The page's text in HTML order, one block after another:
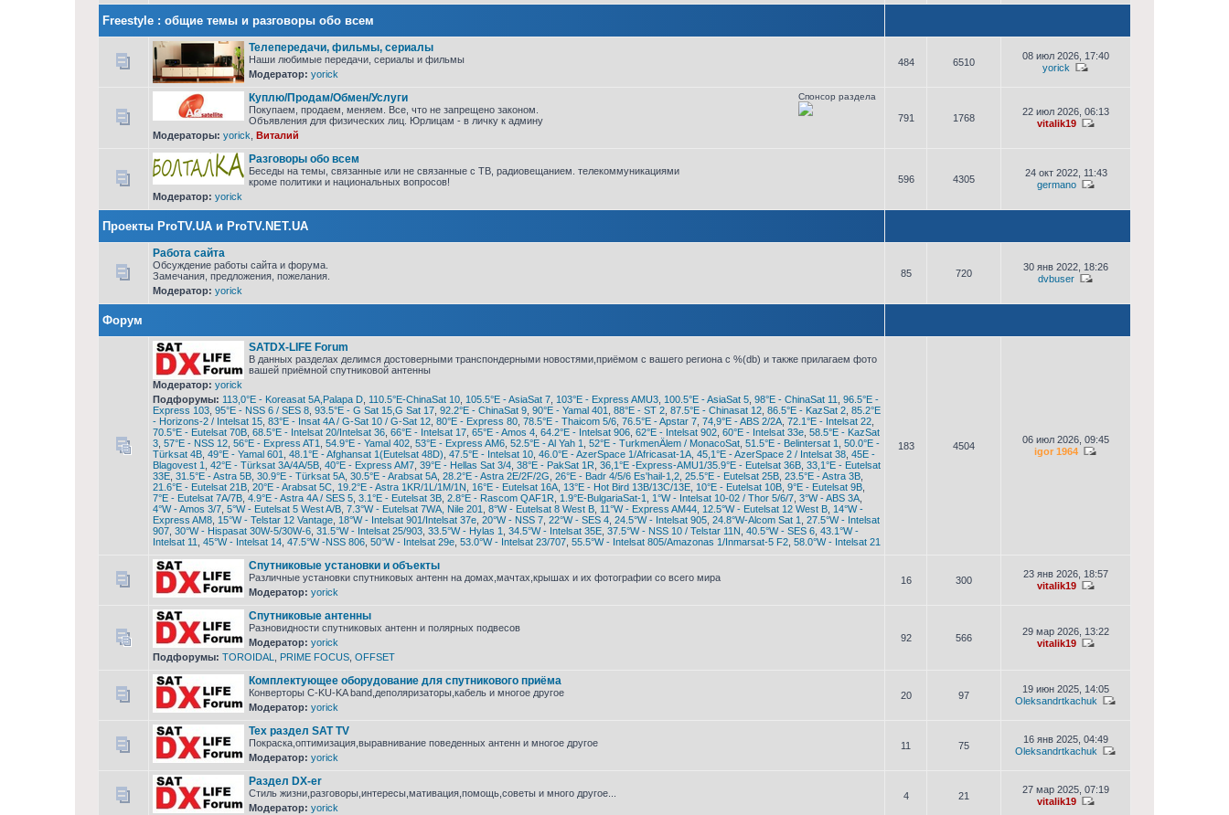
Freestyle : общие темы и разговоры обо всем
Телепередачи, фильмы, сериалы
Наши любимые передачи, сериалы и фильмы
Модератор: yorick
484 6510
08 июл 2026, 17:40
yorick
Спонсор раздела
Куплю/Продам/Обмен/Услуги
Покупаем, продаем, меняем. Все, что не запрещено законом.
Объявления для физических лиц. Юрлицам - в личку к админу
Модераторы: yorick Виталий
791 1768
22 июл 2026, 06:13
vitalik19
Разговоры обо всем
Беседы на темы, связанные или не связанные с ТВ, радиовещанием. телекоммуникациями
кроме политики и национальных вопросов!
Модератор: yorick
596 4305
24 окт 2022, 11:43
germano
Проекты ProTV.UA и ProTV.NET.UA
Работа сайта
Обсуждение работы сайта и форума.
Замечания, предложения, пожелания.
Модератор: yorick
85 720
30 янв 2022, 18:26
dvbuser
Форум
SATDX-LIFE Forum
В данных разделах делимся достоверными транспондерными новостями,приёмом с вашего региона с %(db) и также прилагаем фото
вашей приёмной спутниковой антенны
Модератор: yorick
Подфорумы: 113,0°E - Koreasat 5A,Palapa D 110.5°E-ChinaSat 10 105.5°E - AsiaSat 7 103°E - Express AMU3 100.5°E - AsiaSat 5 98°E - ChinaSat 11
96.5°E -
Express 103 95°E - NSS 6 / SES 8 93.5°E - G Sat 15,G Sat 17 92.2°E - ChinaSat 9 90°E - Yamal 401 88°E - ST 2 87.5°E - Chinasat 12 86.5°E - KazSat 2 85.2°E
- Horizons-2 / Intelsat 15 83°E - Insat 4A / G-Sat 10 / G-Sat 12 80°E - Express 80 78.5°E - Thaicom 5/6 76.5°E - Apstar 7 74,9°E - ABS 2/2A 72.1°E - Intelsat 22
70.5°E - Eutelsat 70B 68.5°E - Intelsat 20/Intelsat 36 66°E - Intelsat 17 65°E - Amos 4 64.2°E - Intelsat 906 62°E - Intelsat 902 60°E - Intelsat 33e 58.5°E - KazSat
3 57°E - NSS 12 56°E - Express AT1 54.9°E - Yamal 402 53°E - Express AM6 52.5°E - Al Yah 1 52°E - TurkmenÄlem / MonacoSat 51.5°E - Belintersat 1
50.0°E -
Türksat 4B 49°E - Yamal 601 48.1°E - Afghansat 1(Eutelsat 48D) 47.5°E - Intelsat 10 46.0°E - AzerSpace 1/Africasat-1A 45,1°E - AzerSpace 2 / Intelsat 38 45E -
Blagovest 1
42°E - Türksat 3A/4A/5B 40°E - Express AM7 39°E - Hellas Sat 3/4 38°E - PakSat 1R 36,1°E -Express-AMU1/35.9°Е - Eutelsat 36В 33,1°E - Eutelsat
33E 31.5°E - Astra 5B 30.9°E - Türksat 5A 30.5°E - Arabsat 5A 28.2°E - Astra 2E/2F/2G 26°E - Badr 4/5/6 Es'hail-1,2 25.5°E - Eutelsat 25B 23.5°E - Astra 3B
21.6°E - Eutelsat 21B 20°E - Arabsat 5C 19.2°E - Astra 1KR/1L/1M/1N 16°E - Eutelsat 16A 13°E - Hot Bird 13B/13C/13E 10°E - Eutelsat 10B 9°E - Eutelsat 9B
7°E - Eutelsat 7A/7B 4.9°E - Astra 4A / SES 5 3.1°E - Eutelsat 3B 2.8°E - Rascom QAF1R 1.9°E-BulgariaSat-1 1°W - Intelsat 10-02 / Thor 5/6/7 3°W - ABS 3A
4°W - Amos 3/7 5°W - Eutelsat 5 West A/B 7.3°W - Eutelsat 7WA, Nile 201 8°W - Eutelsat 8 West B 11°W - Express AM44 12.5°W - Eutelsat 12 West B 14°W -
Express AM8 15°W - Telstar 12 Vantage 18°W - Intelsat 901/Intelsat 37e 20°W - NSS 7 22°W - SES 4 24.5°W - Intelsat 905 24.8°W-Alcom Sat 1
27.5°W - Intelsat
907 30°W - Hispasat 30W-5/30W-6 31.5°W - Intelsat 25/903 33.5°W - Hylas 1 34.5°W - Intelsat 35E 37.5°W - NSS 10 / Telstar 11N 40.5°W - SES 6 43.1°W -
Intelsat 11
45°W - Intelsat 14 47.5°W -NSS 806 50°W - Intelsat 29e 53.0°W - Intelsat 23/707 55.5°W - Intelsat 805/Amazonas 1/Inmarsat-5 F2 58.0°W - Intelsat 21
183 4504
06 июл 2026, 09:45
igor 1964
Спутниковые установки и объекты
Различные установки спутниковых антенн на домах,мачтах,крышах и их фотографии со всего мира
Модератор: yorick
16 300
23 янв 2026, 18:57
vitalik19
Спутниковые антенны
Разновидности спутниковых антенн и полярных подвесов
Модератор: yorick
Подфорумы: TOROIDAL PRIME FOCUS OFFSET
92 566
29 мар 2026, 13:22
vitalik19
Комплектующее оборудование для спутникового приёма
Конверторы C-KU-KA band,деполяризаторы,кабель и многое другое
Модератор: yorick
20 97
19 июн 2025, 14:05
Oleksandrtkachuk
Тех раздел SAT TV
Покраска,оптимизация,выравнивание поведенных антенн и многое другое
Модератор: yorick
11 75
16 янв 2025, 04:49
Oleksandrtkachuk
Раздел DX-er
Стиль жизни,разговоры,интересы,мативация,помощь,советы и много другое...
Модератор: yorick
4 21
27 мар 2025, 07:19
vitalik19